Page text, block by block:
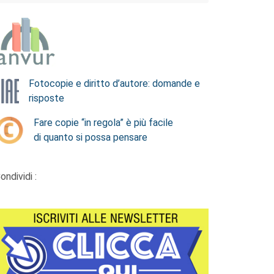
Fotocopie e diritto d’autore: domande e
risposte
Fare copie “in regola” è più facile
di quanto si possa pensare
: